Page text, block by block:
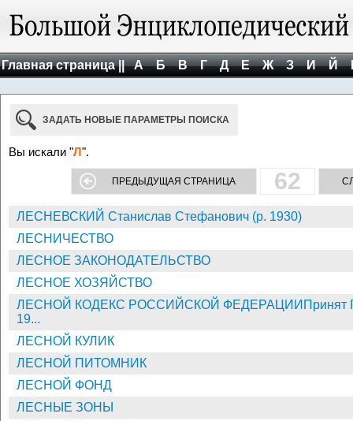
Главная страница || А Б В Г Д Е Ж З И Й
ЗАДАТЬ НОВЫЕ ПАРАМЕТРЫ ПОИСКА
Вы искали "Л".
ПРЕДЫДУЩАЯ СТРАНИЦА 62
ЛЕСНЕВСКИЙ Станислав Стефанович (р. 1930)
ЛЕСНИЧЕСТВО
ЛЕСНОЕ ЗАКОНОДАТЕЛЬСТВО
ЛЕСНОЕ ХОЗЯЙСТВО
ЛЕСНОЙ КОДЕКС РОССИЙСКОЙ ФЕДЕРАЦИИПринят
19...
ЛЕСНОЙ КУЛИК
ЛЕСНОЙ ПИТОМНИК
ЛЕСНОЙ ФОНД
ЛЕСНЫЕ ЗОНЫ